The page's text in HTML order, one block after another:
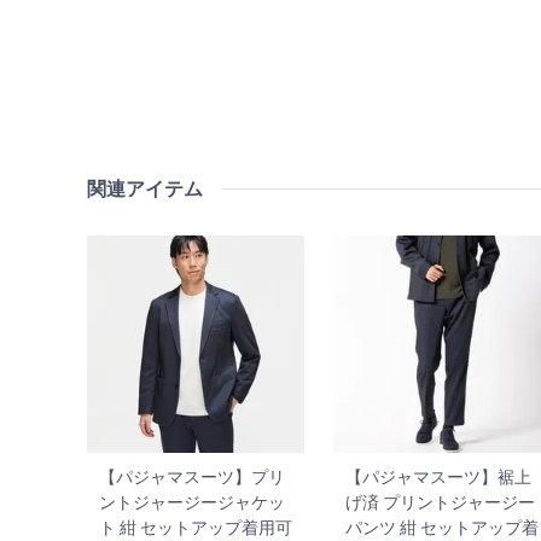
関連アイテム
【パジャマスーツ】プリ
ントジャージージャケッ
ト 紺 セットアップ着用可
【パジャマスーツ】裾上
げ済 プリントジャージー
パンツ 紺 セットアップ着